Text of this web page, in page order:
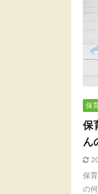
保
保
ん
保
の